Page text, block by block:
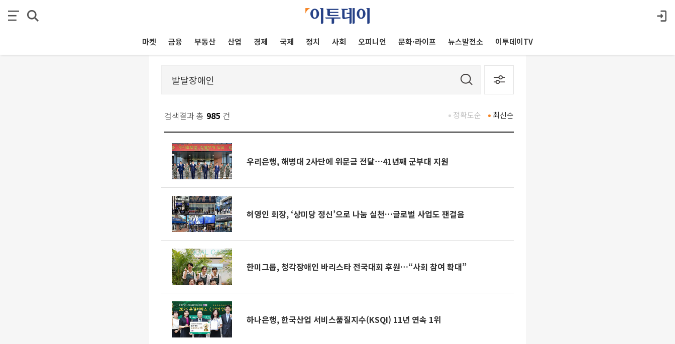
마켓 금융 부동산 산업 경제 국제 정치 사회 오피니언 문화·라이프 뉴스발전소 이투데이TV
검색결과 총 985 건 최신순
정확도순
우리은행, 해병대 2사단에 위문금 전달⋯41년째 군부대 지원
허영인 회장, ‘상미당 정신’으로 나눔 실천…글로벌 사업도 잰걸음
한미그룹, 청각장애인 바리스타 전국대회 후원…“사회 참여 확대”
하나은행, 한국산업 서비스품질지수(KSQI) 11년 연속 1위